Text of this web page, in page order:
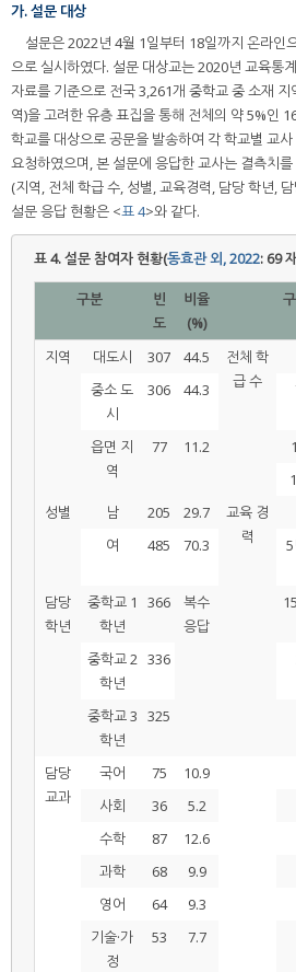
가. 설문 대상
설문은 2022년 4월 1일부터 18일까지 온라인
으로 실시하였다. 설문 대상교는 2020년 교육통
자료를 기준으로 전국 3,261개 중학교 중 소재
역)을 고려한 유층 표집을 통해 전체의 약 5%인
학교를 대상으로 공문을 발송하여 각 학교별 교
요청하였으며, 본 설문에 응답한 교사는 결측치
(지역, 전체 학급 수, 성별, 교육경력, 담당 학년,
설문 응답 현황은 <표 4>와 같다.
표 4.설문 참여자 현황(동효관 외, 2022: 69
구분
빈
도
비율
(%)
지역
대도시 307 44.5
전체 학
급 수
중소 도
시
306 44.3
읍면 지
역
77 11.2
성별
남 205 29.7
교육 경
력
여
485 70.3
담당
학년
중학교 1
학년
366
복수
응답
중학교 2
학년
336
중학교 3
학년
325
담당
교과
국어 75 10.9
사회
36 5.2
수학
87 12.6
과학
68 9.9
영어
64 9.3
기술·가
정
53 7.7